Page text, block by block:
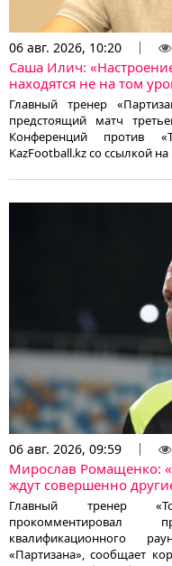
06 авг. 2026, 10:20
Саша Илич:
находятся не на том
Главный тренер
предстоящий матч
Конференций против
KazFootball.kz со ссылкой
06 авг. 2026, 09:59
Мирослав Ромащенко:
ждут совершенно
Главный тренер
прокомментировал
квалификационного
«Партизана», сообщает